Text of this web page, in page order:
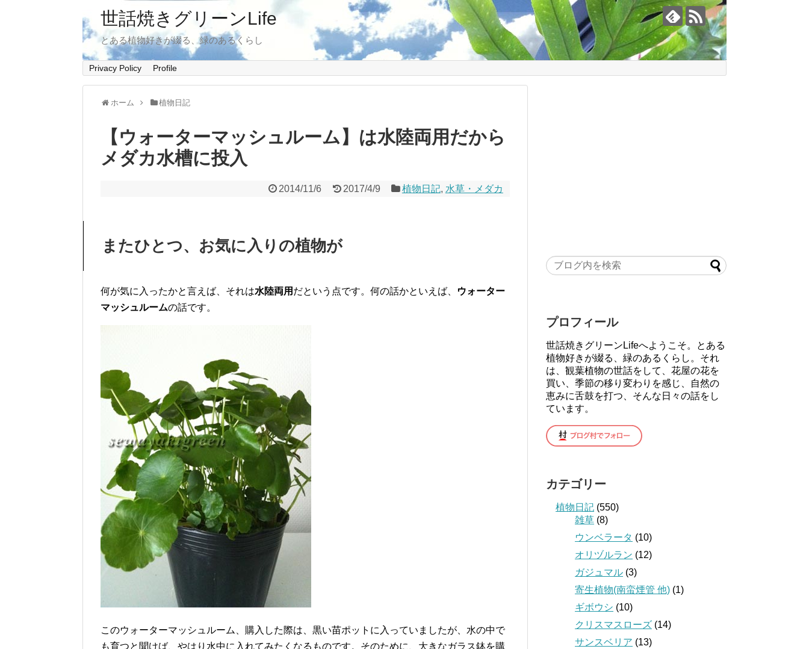
世話焼きグリーンLife
とある植物好きが綴る、緑のあるくらし
Privacy Policy Profile
ホーム 植物日記
【ウォーターマッシュルーム】は水陸両用だから
メダカ水槽に投入
2014/11/6 2017/4/9 植物日記, 水草・メダカ
またひとつ、お気に入りの植物が
何が気に入ったかと言えば、それは水陸両用 だという点です。何の話かといえば、
ウォーター
マッシュルームの話です。
このウォーターマッシュルーム、購入した際は、黒い苗ポットに入っていましたが、水の中で
も育つと聞けば、やはり水中に入れてみたくなるものです。そのために、大きなガラス鉢を購
プロフィール
世話焼きグリーンLifeへようこそ。とある
植物好きが綴る、緑のあるくらし。それ
は、観葉植物の世話をして、花屋の花を
買い、季節の移り変わりを感じ、自然の
恵みに舌鼓を打つ、そんな日々の話をし
ています。
カテゴリー
植物日記 (550)
雑草 (8)
ウンベラータ (10)
オリヅルラン (12)
ガジュマル (3)
寄生植物(南蛮煙管 他) (1)
ギボウシ (10)
クリスマスローズ (14)
サンスベリア (13)